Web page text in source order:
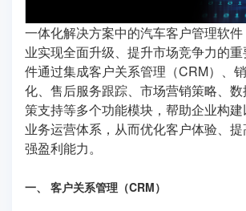
一体化解决方案中的汽车客户管理软
业实现全面升级、提升市场竞争力的
件通过集成客户关系管理（CRM）、
化、售后服务跟踪、市场营销策略、
策支持等多个功能模块，帮助企业构
业务运营体系，从而优化客户体验、
强盈利能力。
一、 客户关系管理（CRM）